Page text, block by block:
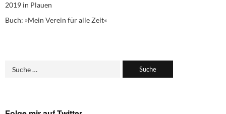
2019 in Plauen
Buch: »Mein Verein für alle Zeit«